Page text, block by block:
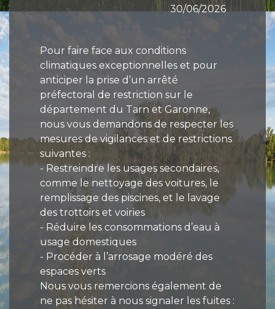
30/06/2026
Pour faire face aux conditions
climatiques exceptionnelles et pour
anticiper la prise d’un arrêté
préfectoral de restriction sur le
département du Tarn et Garonne,
nous vous demandons de respecter les
mesures de vigilances et de restrictions
suivantes :
- Restreindre les usages secondaires,
comme le nettoyage des voitures, le
remplissage des piscines, et le lavage
des trottoirs et voiries
- Réduire les consommations d’eau à
usage domestiques
- Procéder à l’arrosage modéré des
espaces verts
Nous vous remercions également de
ne pas hésiter à nous signaler les fuites :